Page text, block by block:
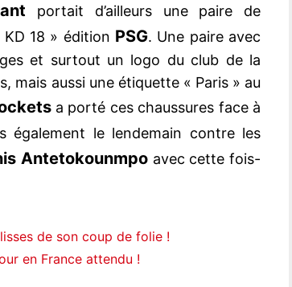
portait d’ailleurs une paire de
18 » édition PSG. Une paire avec
et surtout un logo du club de la
mais aussi une étiquette « Paris » au
a porté ces chaussures face à
également le lendemain contre les
Antetokounmpo avec cette fois-
de son coup de folie !
en France attendu !